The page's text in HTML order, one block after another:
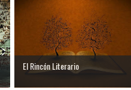
El Rincón Literario